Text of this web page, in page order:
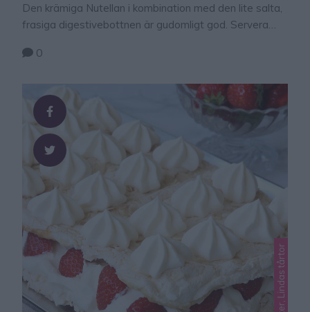
Den krämiga Nutellan i kombination med den lite salta,
frasiga digestivebottnen är gudomligt god. Servera
0